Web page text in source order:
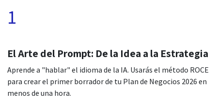
1
El Arte del Prompt: De la Idea a la Estrategia
Aprende a "hablar" el idioma de la IA. Usarás el método ROCE
para crear el primer borrador de tu Plan de Negocios 2026 en
menos de una hora.